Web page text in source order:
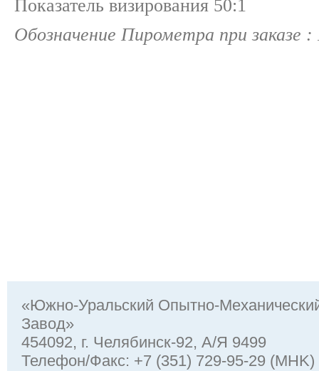
Показатель визирования 50:1
Обозначение Пирометра при заказе
«Южно-Уральский Опытно-
Завод»
454092, г. Челябинск-92, А/Я 9499
Телефон/Факс: +7 (351) 729-95-29 (MHK)